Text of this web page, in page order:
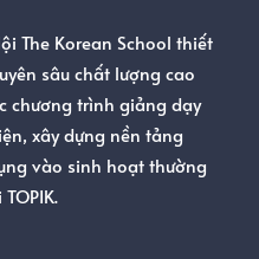
The Korean School thiết
sâu chất lượng cao
chương trình giảng dạy
xây dựng nền tảng
vào sinh hoạt thường